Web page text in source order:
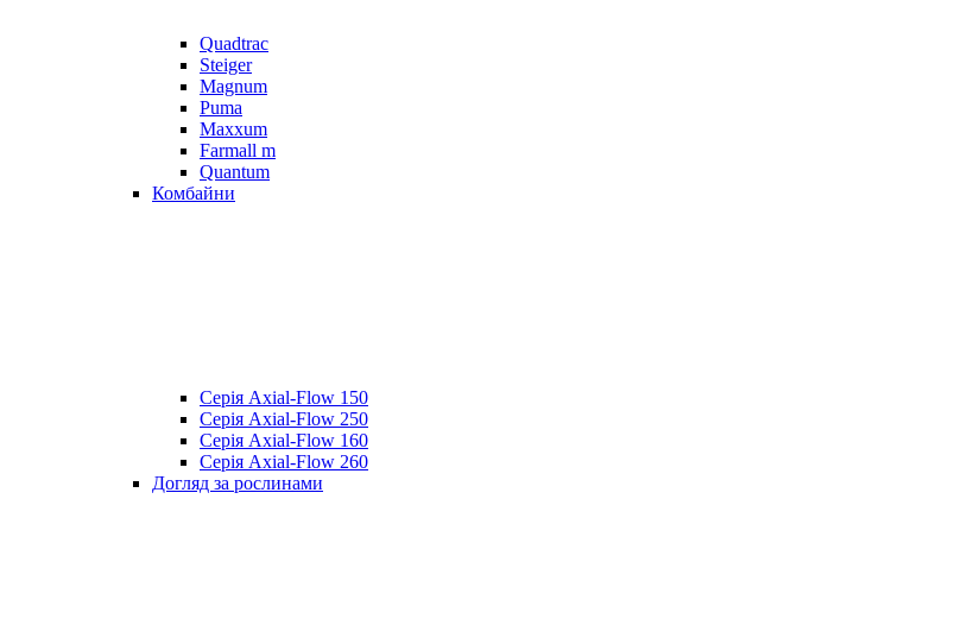
Quadtrac
Steiger
Magnum
Puma
Maxxum
Farmall m
Quantum
Комбайни
Серія Axial-Flow 150
Серія Axial-Flow 250
Серія Axial-Flow 160
Серія Axial-Flow 260
Догляд за рослинами